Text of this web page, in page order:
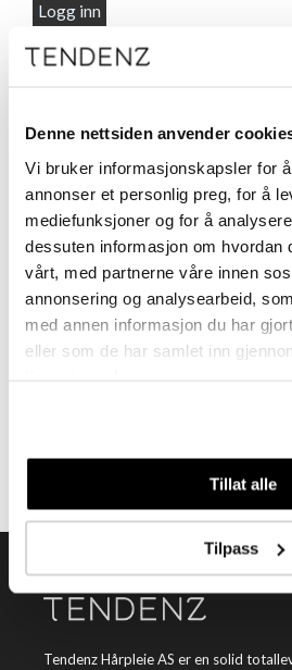
Denne nettsiden anvender
Vi bruker informasjonskapsler for
annonser et personlig preg, for å
mediefunksjoner og for å
dessuten informasjon om hvordan
vårt, med partnerne våre innen
annonsering og analysearbeid,
med annen informasjon du har
eller som de har samlet inn
Tillat alle
Tilpass
Logg inn
Beskrivelse
Diameter 5 mm.
Meld deg på vårt
Tendenz Hårpleie AS er en solid